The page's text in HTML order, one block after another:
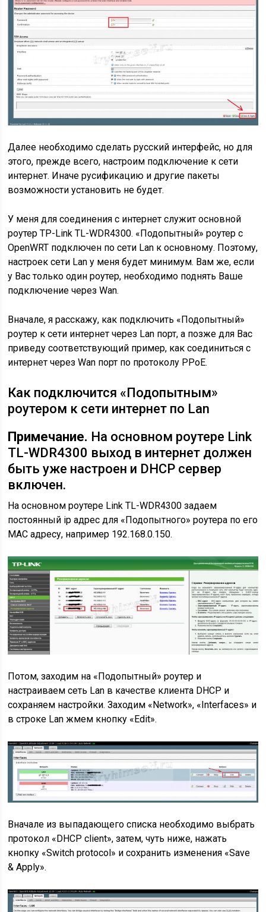
Далее необходимо сделать русский интерфейс, но для
этого, прежде всего, настроим подключение к сети
интернет. Иначе русификацию и другие пакеты
возможности установить не будет.
У меня для соединения с интернет служит основной
роутер TP-Link TL-WDR4300. «Подопытный» роутер с
OpenWRT подключен по сети Lan к основному. Поэтому,
настроек сети Lan у меня будет минимум. Вам же, если
у Вас только один роутер, необходимо поднять Ваше
подключение через Wan.
Вначале, я расскажу, как подключить «Подопытный»
роутер к сети интернет через Lan порт, а позже для Вас
приведу соответствующий пример, как соединиться с
интернет через Wan порт по протоколу PPoE.
Как подключится «Подопытным»
роутером к сети интернет по Lan
Примечание. На основном роутере Link
TL-WDR4300 выход в интернет должен
быть уже настроен и DHCP сервер
включен.
На основном роутере Link TL-WDR4300 задаем
постоянный ip адрес для «Подопытного» роутера по его
МАС адресу, например 192.168.0.150.
Потом, заходим на «Подопытный» роутер и
настраиваем сеть Lan в качестве клиента DHCP и
сохраняем настройки. Заходим «Network», «Interfaces» и
в строке Lan жмем кнопку «Edit».
Вначале из выпадающего списка необходимо выбрать
протокол «DHCP client», затем, чуть ниже, нажать
кнопку «Switch protocol» и сохранить изменения «Save
& Apply».